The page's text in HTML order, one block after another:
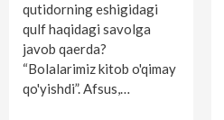
qutidorning eshigidagi
qulf haqidagi savolga
javob qaerda?
“Bolalarimiz kitob o'qimay
qo'yishdi”. Afsus,…